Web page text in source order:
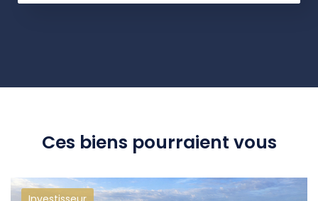
Ces biens pourraient vous